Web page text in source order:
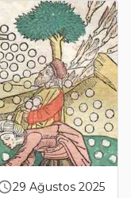
29 Ağustos 2025